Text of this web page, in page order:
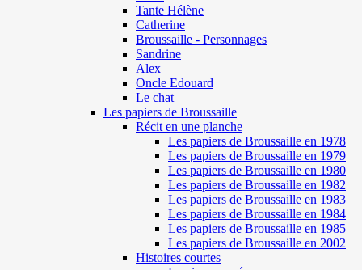
Tante Hélène
Catherine
Broussaille - Personnages
Sandrine
Alex
Oncle Edouard
Le chat
Les papiers de Broussaille
Récit en une planche
Les papiers de Broussaille en 1978
Les papiers de Broussaille en 1979
Les papiers de Broussaille en 1980
Les papiers de Broussaille en 1982
Les papiers de Broussaille en 1983
Les papiers de Broussaille en 1984
Les papiers de Broussaille en 1985
Les papiers de Broussaille en 2002
Histoires courtes